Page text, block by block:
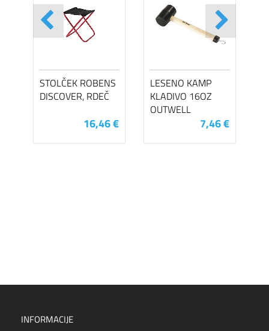
STOLČEK ROBENS
DISCOVER, RDEČ
16,46 €
LESENO KAMP
KLADIVO 16OZ
OUTWELL
7,46 €
INFORMACIJE